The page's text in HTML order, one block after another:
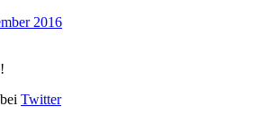
2016
Twitter